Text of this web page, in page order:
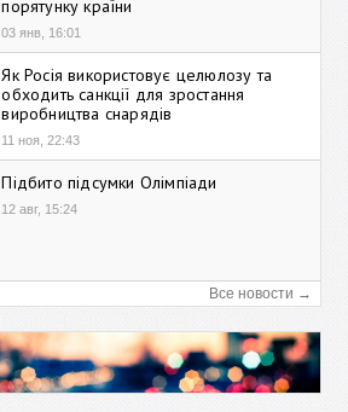
порятунку країни
03 янв, 16:01
Як Росія використовує целюлозу та
обходить санкції для зростання
виробництва снарядів
11 ноя, 22:43
Підбито підсумки Олімпіади
12 авг, 15:24
Все новости →